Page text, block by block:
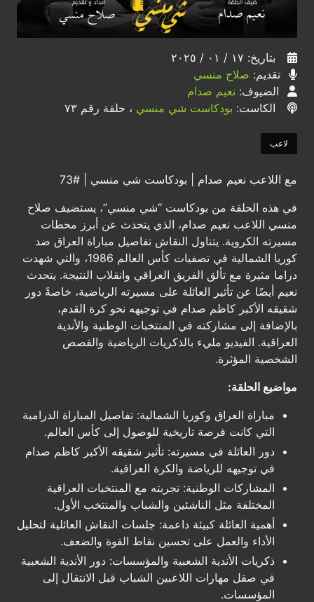
بتاريخ: ١٧ / ٠١ / ٢٠٢٥
تقديم: صلاح منسي
الضيوف: نعيم صدام
الكاست: بودكاست شي منسي ، حلقة رقم ٧٣
لاعب
مع اللاعب نعيم صدام | بودكاست شي منسي | #73
في هذه الحلقة من بودكاست “شي منسي”، يستضيف صلاح
منسي اللاعب نعيم صدام، الذي يتحدث عن أبرز محطات
مسيرته الكروية. يتناول النقاش تفاصيل مباراة العراق ضد
كوريا الشمالية في تصفيات كأس العالم 1986، والتي شهدت
دراما مثيرة مع تألق الفريق العراقي وانقلاب النتيجة. يتحدث
نعيم أيضًا عن تأثير العائلة على مسيرته الرياضية، خاصةً دور
شقيقه الأكبر كاظم صدام في توجيهه نحو كرة القدم،
بالإضافة إلى مشاركته في المنتخبات الوطنية والأندية
العراقية. الفيديو مليء بالذكريات الرياضية والقصص
الشخصية المؤثرة.
مواضيع الحلقة:
مباراة العراق وكوريا الشمالية: تفاصيل المباراة الدرامية
التي كانت فرصة تاريخية للوصول إلى كأس العالم.
دور العائلة في مسيرته: تأثير شقيقه الأكبر كاظم صدام
في توجيهه للرياضة والكرة العراقية.
المشاركات الوطنية: تجربته مع المنتخبات العراقية
المختلفة مثل الناشئين والشباب والمنتخب الأول.
أهمية العائلة كبيئة داعمة: جلسات النقاش العائلية لتحليل
الأداء والعمل على تحسين نقاط القوة والضعف.
ذكريات الأندية الشعبية والمؤسسات: دور الأندية الشعبية
في صقل مهارات اللاعبين الشباب قبل الانتقال إلى
المؤسسات.